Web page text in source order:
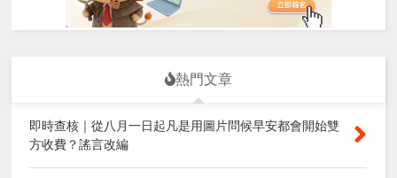
熱門文章
即時查核｜從八月一日起凡是用圖片問候早安都會開始雙
方收費？謠言改編